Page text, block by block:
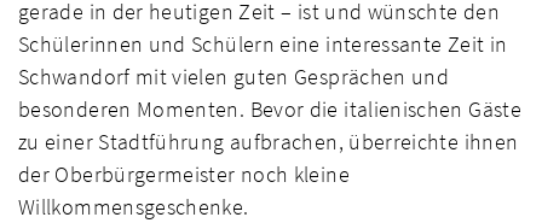
gerade in der heutigen Zeit – ist und wünschte den
Schülerinnen und Schülern eine interessante Zeit in
Schwandorf mit vielen guten Gesprächen und
besonderen Momenten. Bevor die italienischen Gäste
zu einer Stadtführung aufbrachen, überreichte ihnen
der Oberbürgermeister noch kleine
Willkommensgeschenke.